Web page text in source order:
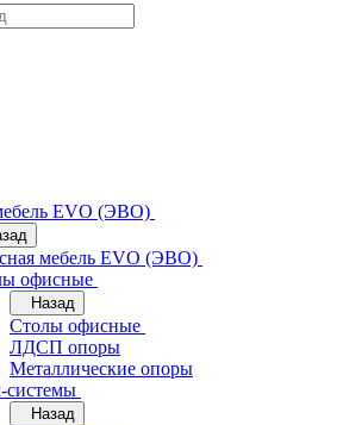
EVO (ЭВО)
мебель EVO (ЭВО)
офисные
Назад
Cтолы офисные
ЛДСП опоры
Металлические опоры
системы
Назад